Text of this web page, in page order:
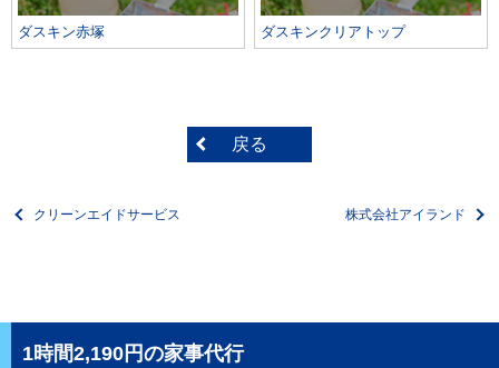
ダスキン赤塚 ダスキンクリアトップ
戻る
クリーンエイドサービス 株式会社アイランド
1時間2,190円の家事代行